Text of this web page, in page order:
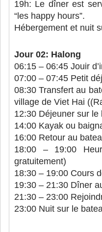
19h: Le dîner est
“les happy hours”.
Hébergement et nuit
Jour 02: Halong
06:15 – 06:45 Jouir
07:00 – 07:45 Petit
08:30 Transfert au
village de Viet Hai
12:30 Déjeuner sur
14:00 Kayak ou
16:00 Retour au
18:00 – 19:00
gratuitement)
18:30 – 19:00 Cours
19:30 – 21:30 Dîner
21:30 – 23:00
23:00 Nuit sur le